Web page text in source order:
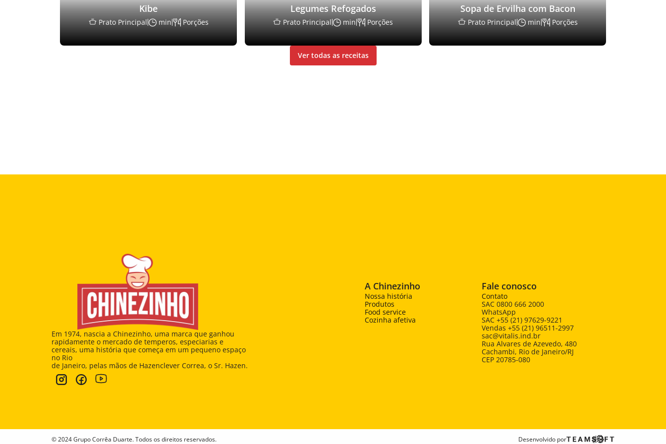
Kibe
Prato Principal min Porções
Legumes Refogados
Prato Principal min Porções
Sopa de Ervilha com Bacon
Prato Principal min Porções
Ver todas as receitas
Em 1974, nascia a Chinezinho, uma marca que ganhou
rapidamente o mercado de temperos, especiarias e
cereais, uma história que começa em um pequeno espaço
no Rio
de Janeiro, pelas mãos de Hazenclever Correa, o Sr. Hazen.
A Chinezinho
Nossa história
Produtos
Food service
Cozinha afetiva
Fale conosco
Contato
SAC 0800 666 2000
WhatsApp
SAC +55 (21) 97629-9221
Vendas +55 (21) 96511-2997
sac@vitalis.ind.br
Rua Alvares de Azevedo, 480
Cachambi, Rio de Janeiro/RJ
CEP 20785-080
© 2024 Grupo Corrêa Duarte. Todos os direitos reservados. Desenvolvido por